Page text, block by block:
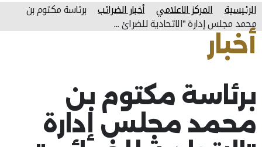
الرئيسية المركز الاعلامي أخبار الضرائب برئاسة مكتوم بن
محمد مجلس إدارة "الاتحادية للضرائ ...
أخبار
برئاسة مكتوم بن
محمد مجلس إدارة